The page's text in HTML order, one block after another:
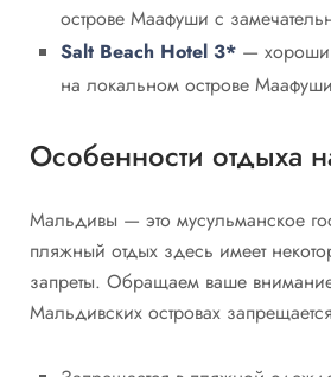
острове Маафуши с
Salt Beach Hotel 3* —
на локальном острове
Особенности отдыха
Мальдивы — это мусульманское
пляжный отдых здесь имеет
запреты. Обращаем ваше
Мальдивских островах